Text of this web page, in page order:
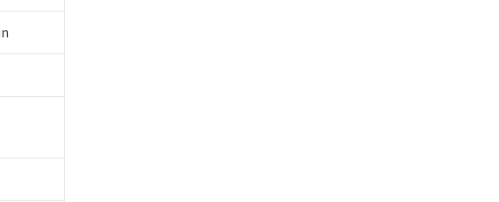
囲で利用することをご了承くだ
を証明するものではありません。
の期間は出荷製品に未対応品が
がない限り、2022年1月12日よ